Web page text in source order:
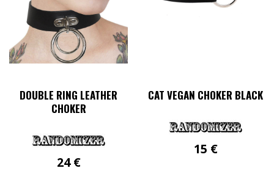
DOUBLE RING LEATHER
CHOKER
24€
CAT VEGAN CHOKER BLACK
15 €